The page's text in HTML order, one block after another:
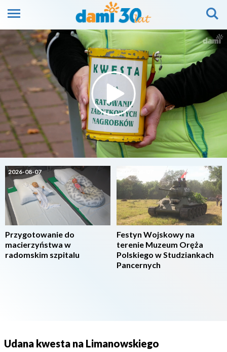
2026-08-07
Przygotowanie do
macierzyństwa w
radomskim szpitalu
Festyn Wojskowy na
terenie Muzeum Oręża
Polskiego w Studziankach
Pancernych
Udana kwesta na Limanowskiego